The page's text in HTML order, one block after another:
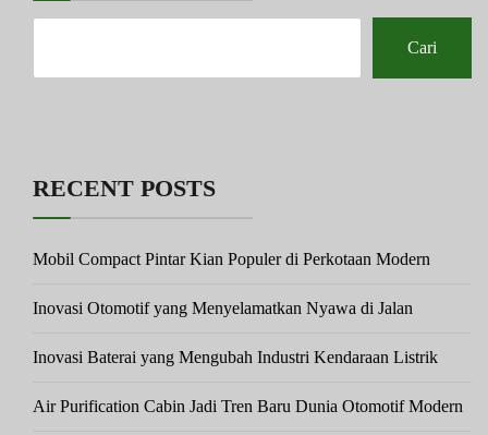
Cari
RECENT POSTS
Mobil Compact Pintar Kian Populer di Perkotaan Modern
Inovasi Otomotif yang Menyelamatkan Nyawa di Jalan
Inovasi Baterai yang Mengubah Industri Kendaraan Listrik
Air Purification Cabin Jadi Tren Baru Dunia Otomotif Modern